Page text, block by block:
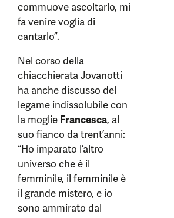
commuove ascoltarlo, mi
fa venire voglia di
cantarlo”.
Nel corso della
chiacchierata Jovanotti
ha anche discusso del
legame indissolubile con
la moglie Francesca, al
suo fianco da trent’anni:
“Ho imparato l’altro
universo che è il
femminile, il femminile è
il grande mistero, e io
sono ammirato dal